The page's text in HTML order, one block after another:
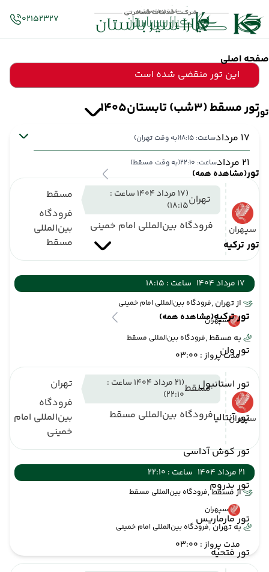
صفحه اصلی
تور
تور(مشاهده همه)
تور ترکیه
تور ترکیه(مشاهده همه)
تور وان
تور استانبول
تور آنتالیا
تور کوش آداسی
تور بدروم
تور مارماریس
تور فتحیه
02152327
این تور منقضی شده است
تور مسقط (3شب) تابستان1405
17 مرداد ساعت: 18:15 (به وقت تهران)
21 مرداد ساعت: 22:10 (به وقت مسقط)
سپهران
تهران
(17 مرداد 1404 ساعت :
18:15)
فرودگاه بین‌المللی امام خمینی
مسقط
فرودگاه
بین‌المللی
مسقط
17 مرداد 1404
ساعت : 18:15
از تهران ,فرودگاه بین‌المللی امام خمینی
سپهران
به مسقط ,فرودگاه بین‌المللی مسقط
مدت پرواز : 03:00
سپهران
مسقط
(21 مرداد 1404 ساعت :
22:10)
فرودگاه بین‌المللی مسقط
تهران
فرودگاه
بین‌المللی امام
خمینی
21 مرداد 1404
ساعت : 22:10
از مسقط ,فرودگاه بین‌المللی مسقط
سپهران
به تهران ,فرودگاه بین‌المللی امام خمینی
مدت پرواز : 03:00